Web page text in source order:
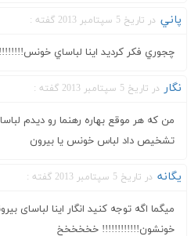
پاني در تاریخ 5 سپتامبر 2013 گفته :
چجوري فكر كرديد اينا لباساي
نگار در تاریخ 5 سپتامبر 2013 گفته :
من که هر موقع بهاره رهنما رو دیدم
تشخیص داد لباس خونس یا بیرون
یگانه در تاریخ 5 سپتامبر 2013 گفته :
میگما اگه توجه کنید انگار اینا لباسای
خونشون!!!!!!!!!!!! خخخخخخ